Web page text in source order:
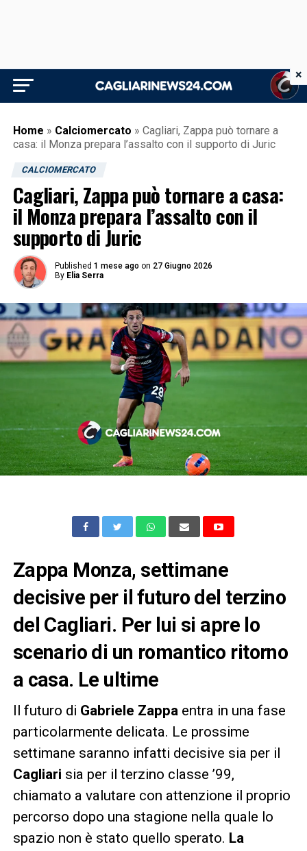
Home » Calciomercato » Cagliari, Zappa può tornare a
casa: il Monza prepara l’assalto con il supporto di Juric
CALCIOMERCATO
Cagliari, Zappa può tornare a casa:
il Monza prepara l’assalto con il
supporto di Juric
Published 1 mese ago on 27 Giugno 2026
By Elia Serra
Zappa Monza, settimane
decisive per il futuro del terzino
del Cagliari. Per lui si apre lo
scenario di un romantico ritorno
a casa. Le ultime
Il futuro di Gabriele Zappaentra in una fase
particolarmente delicata. Le prossime
settimane saranno infatti decisive sia per il
Cagliari sia per il terzino classe ’99,
chiamato a valutare con attenzione il proprio
percorso dopo una stagione nella quale lo
spazio non è stato quello sperato. La
×